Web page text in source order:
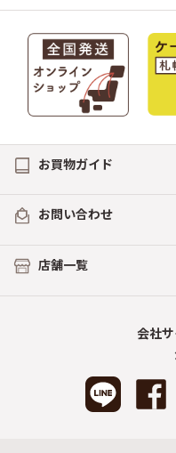
お買物ガイド
お問い合わせ
店舗一覧
会社